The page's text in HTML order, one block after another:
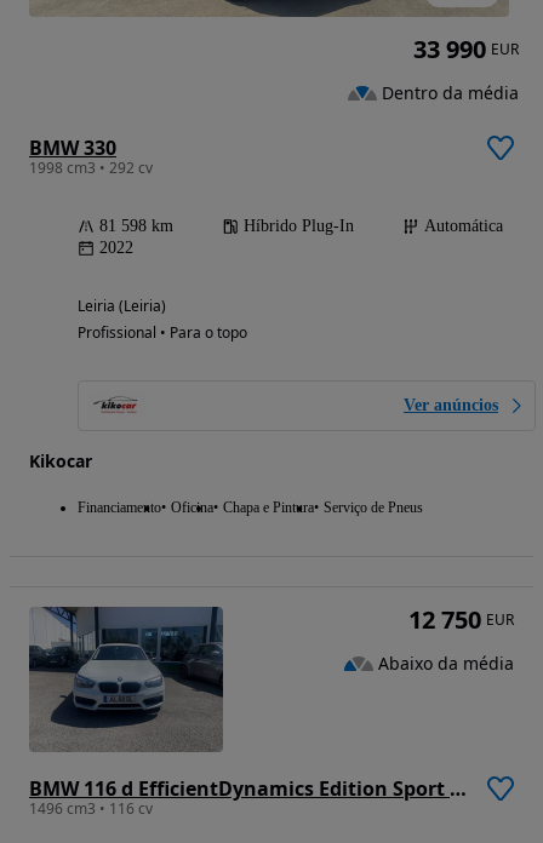
BMW 330
1998 cm3 • 292 cv
81 598 km Híbrido Plug-In
Automática
2022
Leiria (Leiria)
Profissional • Para o topo
Ver anúncios
Kikocar
Financiamento Oficina Chapa e Pintura Serviço de Pneus
33 990 EUR
Dentro da média
BMW 116 d EfficientDynamics Edition Sport Line
1496 cm3 • 116 cv
12 750 EUR
Abaixo da média